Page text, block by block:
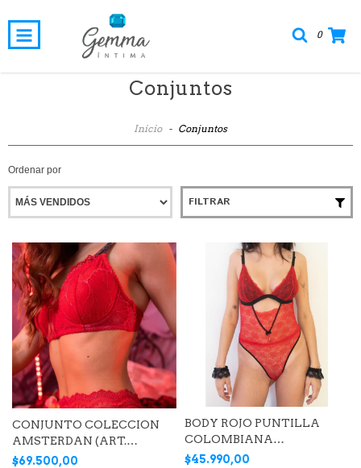
0
Conjuntos
Inicio - Conjuntos
Ordenar por
FILTRAR
CONJUNTO COLECCION
AMSTERDAN (ART.
AMSSTR98+AMSHIL98)
$69.500,00
BODY ROJO PUNTILLA
COLOMBIANA
(LUPBDY11A)
$45.990,00